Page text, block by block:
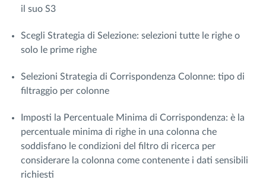
il suo S3
Scegli Strategia di Selezione: selezioni tutte le righe o
solo le prime righe
Selezioni Strategia di Corrispondenza Colonne: tipo di
filtraggio per colonne
Imposti la Percentuale Minima di Corrispondenza: è la
percentuale minima di righe in una colonna che
soddisfano le condizioni del filtro di ricerca per
considerare la colonna come contenente i dati sensibili
richiesti